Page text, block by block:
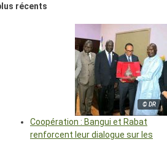
récents
© DR
Coopération : Bangui et Rabat
renforcent leur dialogue sur les